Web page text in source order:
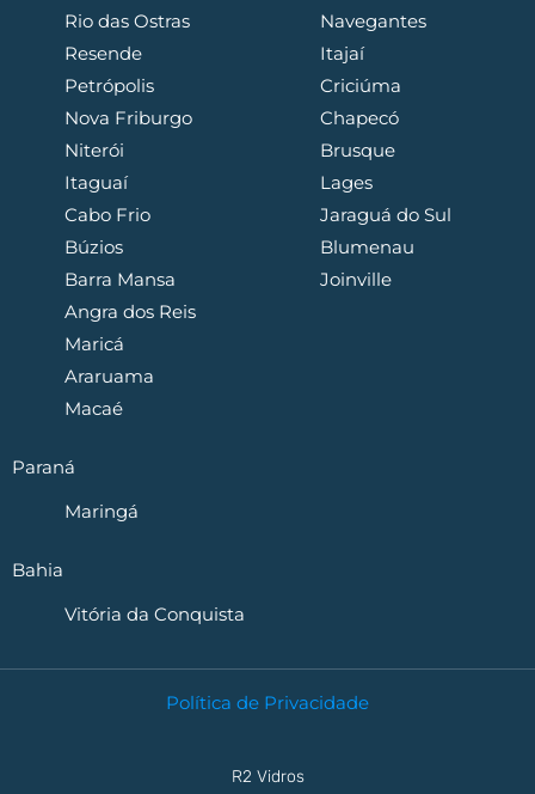
Rio das Ostras
Resende
Petrópolis
Nova Friburgo
Niterói
Itaguaí
Cabo Frio
Búzios
Barra Mansa
Angra dos Reis
Maricá
Araruama
Macaé
Navegantes
Itajaí
Criciúma
Chapecó
Brusque
Lages
Jaraguá do Sul
Blumenau
Joinville
Paraná
Maringá
Bahia
Vitória da Conquista
Política de Privacidade
R2 Vidros